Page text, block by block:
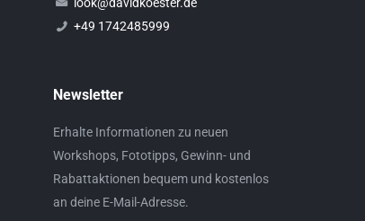
+49 1742485999
Newsletter
Erhalte Informationen zu neuen
Workshops, Fototipps, Gewinn- und
Rabattaktionen bequem und kostenlos
an deine E-Mail-Adresse.